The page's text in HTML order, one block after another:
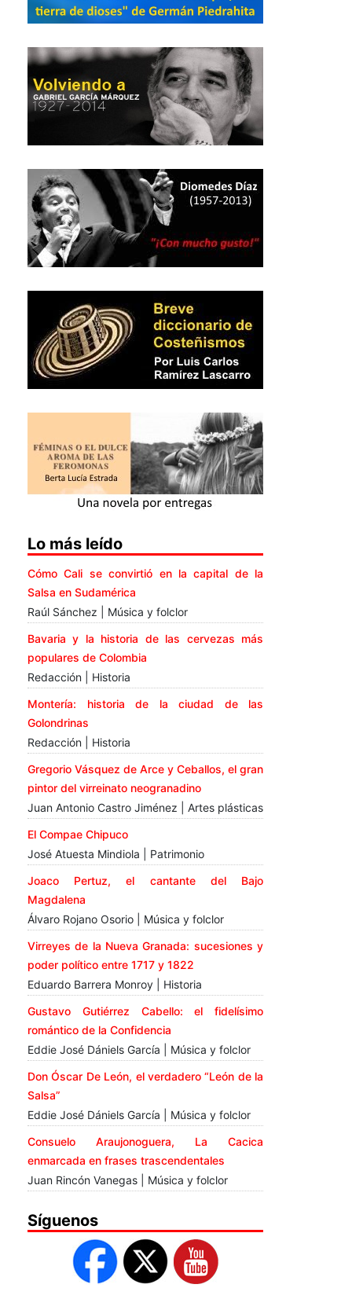
Lo más leído
Cómo Cali se convirtió en la capital de la
Salsa en Sudamérica
Raúl Sánchez | Música y folclor
Bavaria y la historia de las cervezas más
populares de Colombia
Redacción | Historia
Montería: historia de la ciudad de las
Golondrinas
Redacción | Historia
Gregorio Vásquez de Arce y Ceballos, el gran
pintor del virreinato neogranadino
Juan Antonio Castro Jiménez | Artes plásticas
El Compae Chipuco
José Atuesta Mindiola | Patrimonio
Joaco Pertuz, el cantante del Bajo
Magdalena
Álvaro Rojano Osorio | Música y folclor
Virreyes de la Nueva Granada: sucesiones y
poder político entre 1717 y 1822
Eduardo Barrera Monroy | Historia
Gustavo Gutiérrez Cabello: el fidelísimo
romántico de la Confidencia
Eddie José Dániels García | Música y folclor
Don Óscar De León, el verdadero “León de la
Salsa”
Eddie José Dániels García | Música y folclor
Consuelo Araujonoguera, La Cacica
enmarcada en frases trascendentales
Juan Rincón Vanegas | Música y folclor
Síguenos